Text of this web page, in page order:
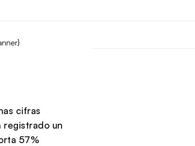
cifras
registrado un
57%